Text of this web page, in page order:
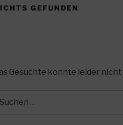
GEFUNDEN
Gesuchte konnte leider